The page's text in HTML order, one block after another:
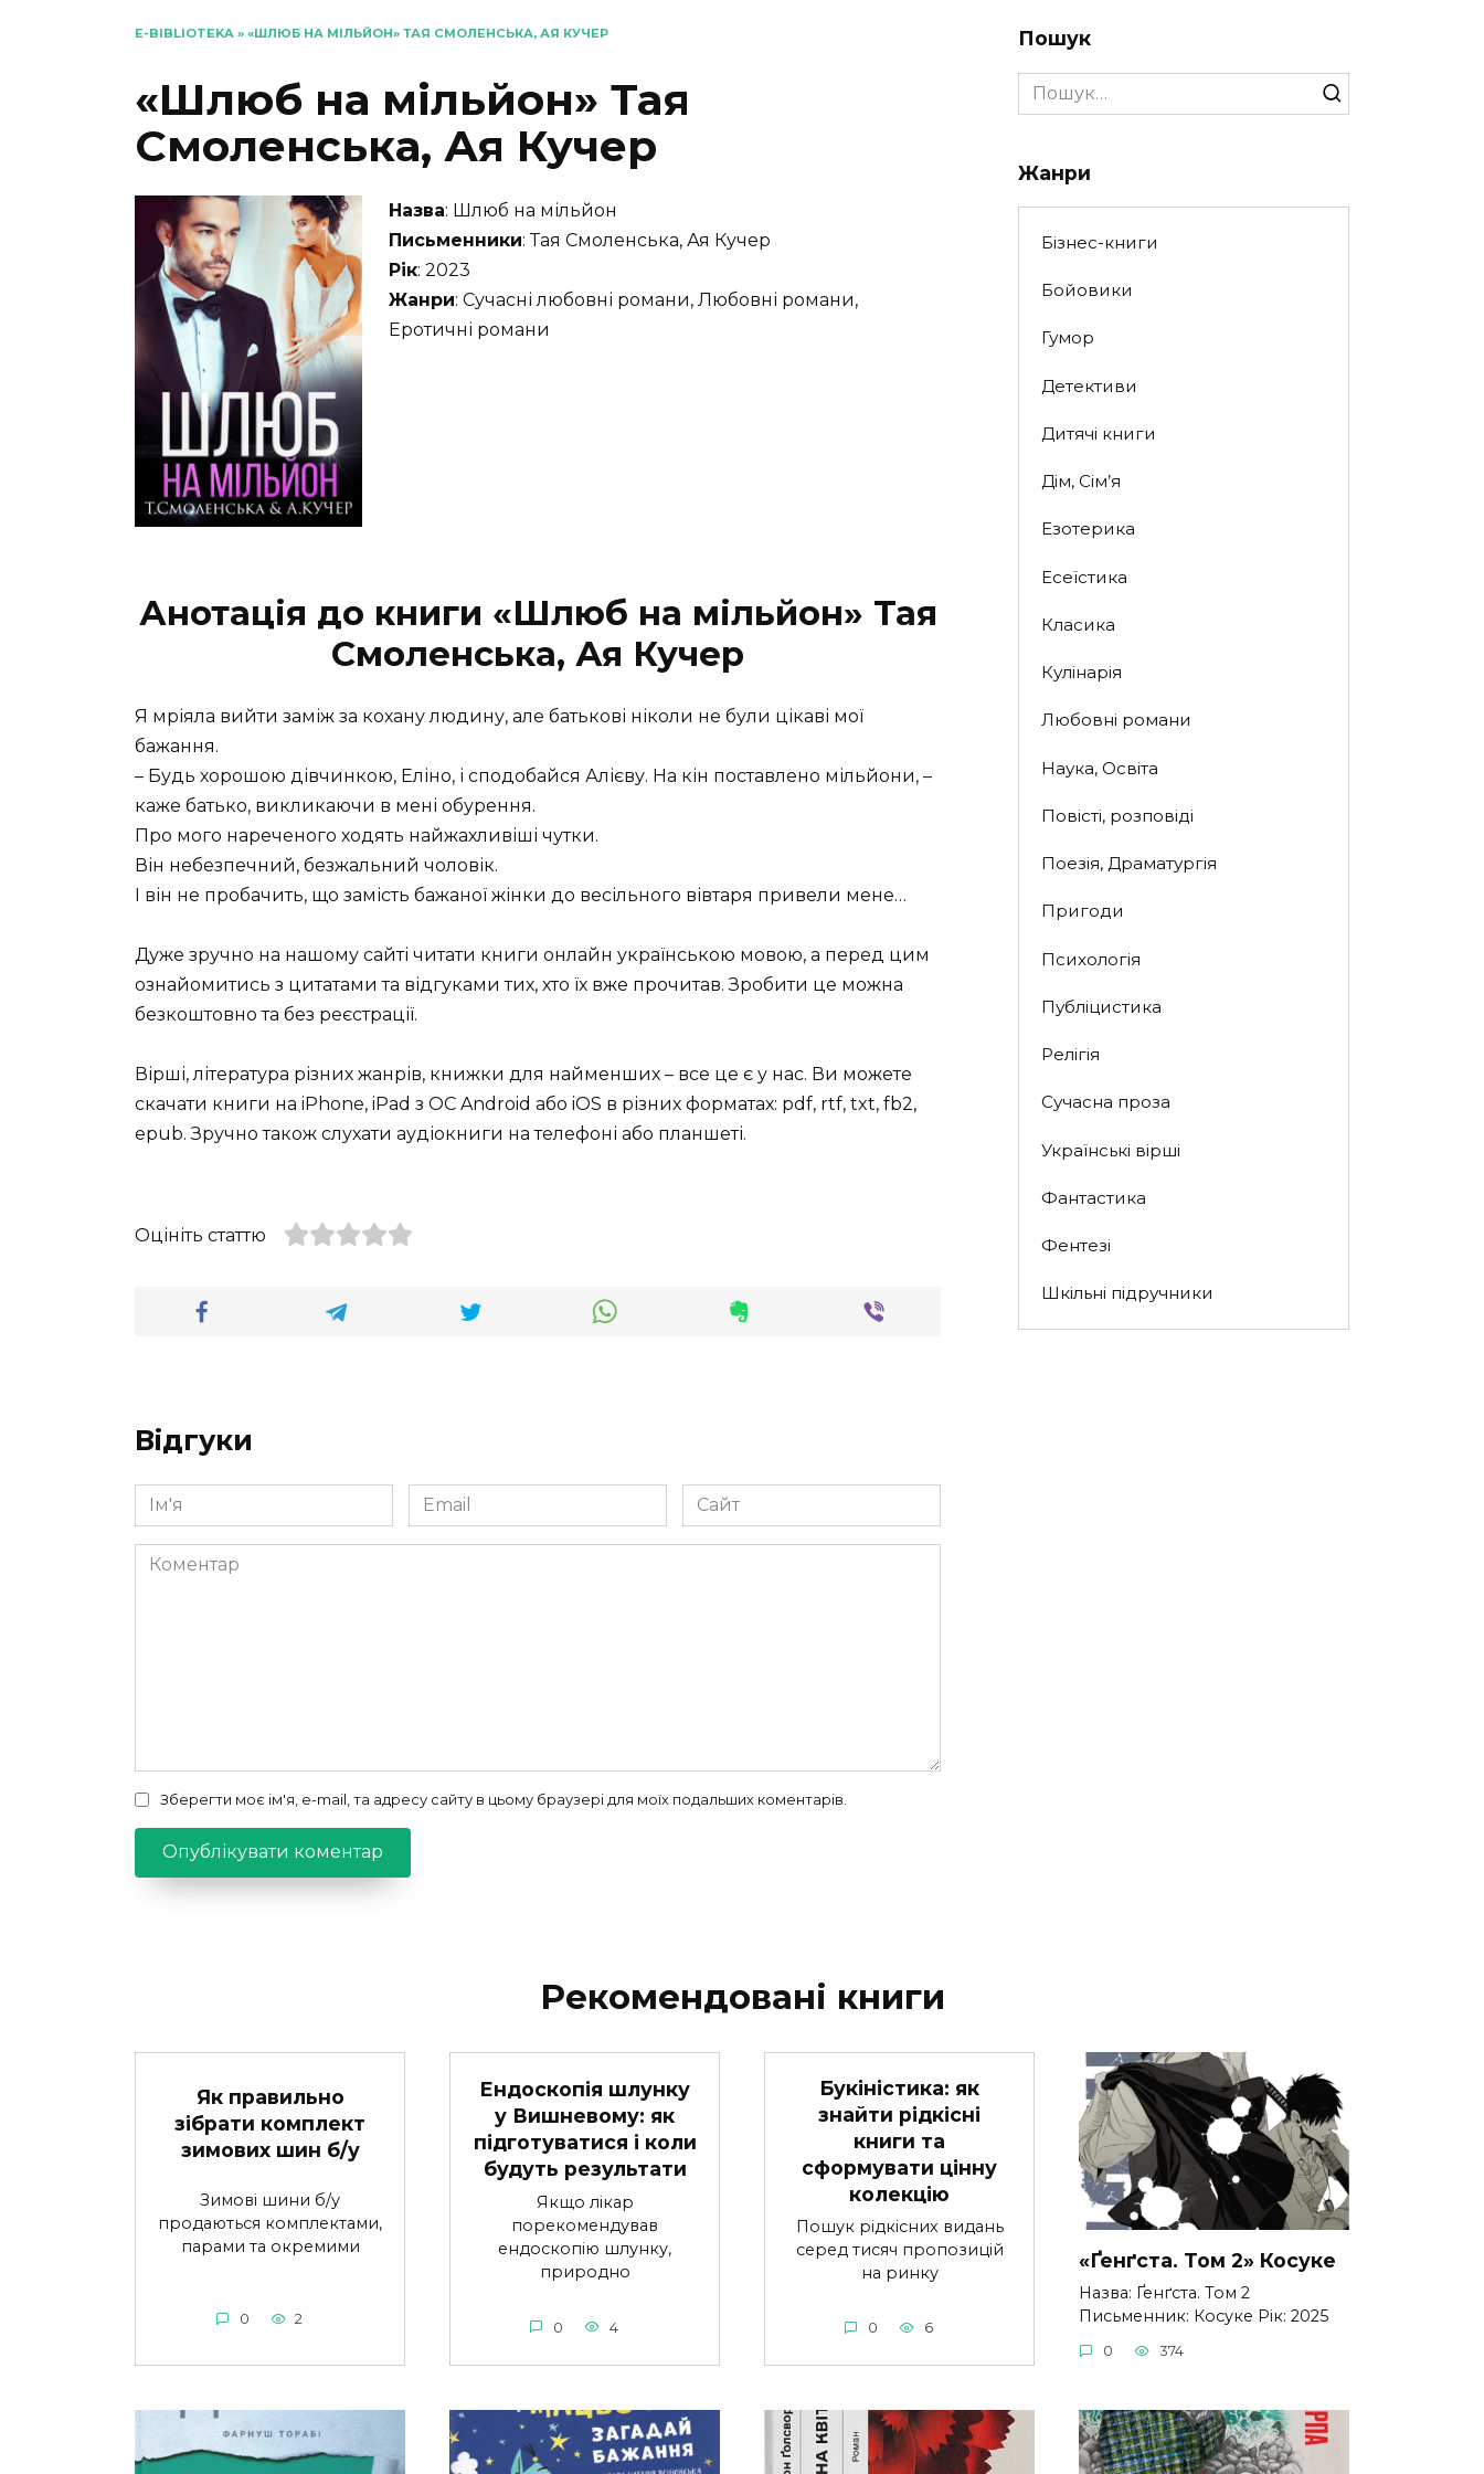
E-BIBLIOTEKA » «ШЛЮБ НА МІЛЬЙОН» ТАЯ СМОЛЕНСЬКА, АЯ КУЧЕР
«Шлюб на мільйон» Тая
Смоленська, Ая Кучер
Назва: Шлюб на мільйон
Письменники: Тая Смоленська, Ая Кучер
Рік: 2023
Жанри: Сучасні любовні романи, Любовні романи,
Еротичні романи
Анотація до книги «Шлюб на мільйон» Тая
Смоленська, Ая Кучер
Я мріяла вийти заміж за кохану людину, але батькові ніколи не були цікаві мої
бажання.
– Будь хорошою дівчинкою, Еліно, і сподобайся Алієву. На кін поставлено мільйони, –
каже батько, викликаючи в мені обурення.
Про мого нареченого ходять найжахливіші чутки.
Він небезпечний, безжальний чоловік.
І він не пробачить, що замість бажаної жінки до весільного вівтаря привели мене…
Дуже зручно на нашому сайті читати книги онлайн українською мовою, а перед цим
ознайомитись з цитатами та відгуками тих, хто їх вже прочитав. Зробити це можна
безкоштовно та без реєстрації.
Вірші, література різних жанрів, книжки для найменших – все це є у нас. Ви можете
скачати книги на iPhone, iPad з ОС Android або iOS в різних форматах: pdf, rtf, txt, fb2,
epub. Зручно також слухати аудіокниги на телефоні або планшеті.
Оцініть статтю
Відгуки
Ім'я
*
Email
*
Сайт
Коментар
Зберегти моє ім'я, e-mail, та адресу сайту в цьому браузері для моїх подальших коментарів.
Пошук
Search
for:
Жанри
Бізнес-книги
Бойовики
Гумор
Детективи
Дитячі книги
Дім, Сім’я
Езотерика
Есеїстика
Класика
Кулінарія
Любовні романи
Наука, Освіта
Повісті, розповіді
Поезія, Драматургія
Пригоди
Психологія
Публіцистика
Релігія
Сучасна проза
Українські вірші
Фантастика
Фентезі
Шкільні підручники
Рекомендовані книги
Як правильно
зібрати комплект
зимових шин б/у
Зимові шини б/у
продаються комплектами,
парами та окремими
0 2
Ендоскопія шлунку
у Вишневому: як
підготуватися і коли
будуть результати
Якщо лікар
порекомендував
ендоскопію шлунку,
природно
0 4
Букіністика: як
знайти рідкісні
книги та
сформувати цінну
колекцію
Пошук рідкісних видань
серед тисяч пропозицій
на ринку
0 6
«Ґенґста. Том 2» Косуке
Назва: Ґенґста. Том 2
Письменник: Косуке Рік: 2025
0 374